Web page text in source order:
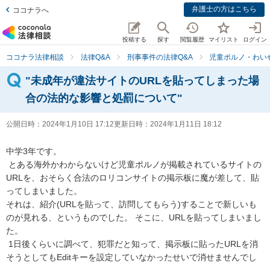
ココナラへ 弁護士の方はこちら
投稿する 探す 閲覧履歴 マイリスト ログイン
ココナラ法律相談 法律Q&A 刑事事件の法律Q&A 児童ポルノ・わ
"未成年が違法サイトのURLを貼ってしまった場
合の法的な影響と処罰について"
公開日時： 2024年1月10日 17:12更新日時： 2024年1月11日 18:12
中学3年です。
URLを、おそらく合法のロリコンサイトの掲示板に魔が差して、貼
ってしまいました。
それは、紹介(URLを貼って、訪問してもらう)することで新しいも
のが見れる、というものでした。 そこに、URLを貼ってしまいまし
た。
そうとしてもEditキーを設定していなかったせいで消せませんでし